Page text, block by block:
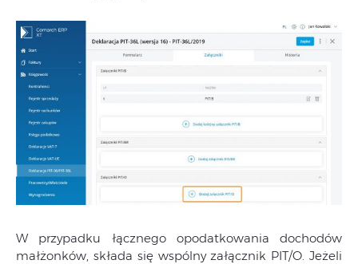
W przypadku łącznego opodatkowania dochodów
małżonków, składa się wspólny załącznik PIT/O. Jeżeli